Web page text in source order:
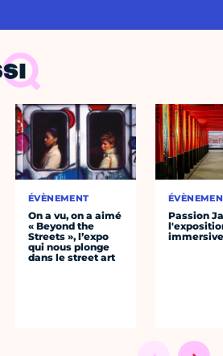
ÉVÈNEMENT
On a vu, on a aimé
« Beyond the
Streets », l’expo
qui nous plonge
dans le street art
Passion